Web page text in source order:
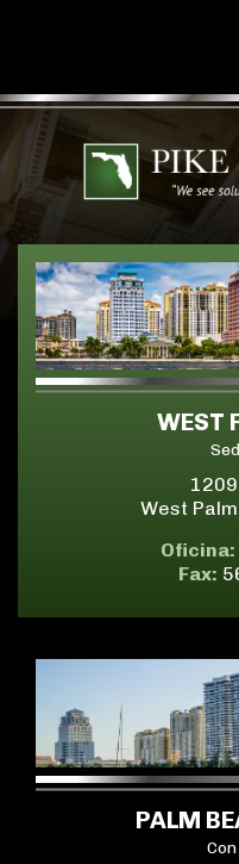
WEST
1209
West
Oficina:
Fax:
PALM